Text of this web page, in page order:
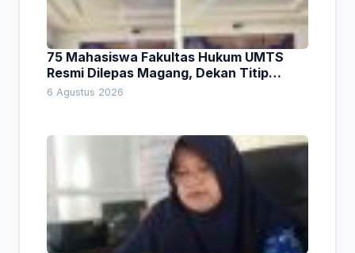
75 Mahasiswa Fakultas Hukum UMTS
Resmi Dilepas Magang, Dekan Titip
Empat Pesan Penting
6 Agustus 2026